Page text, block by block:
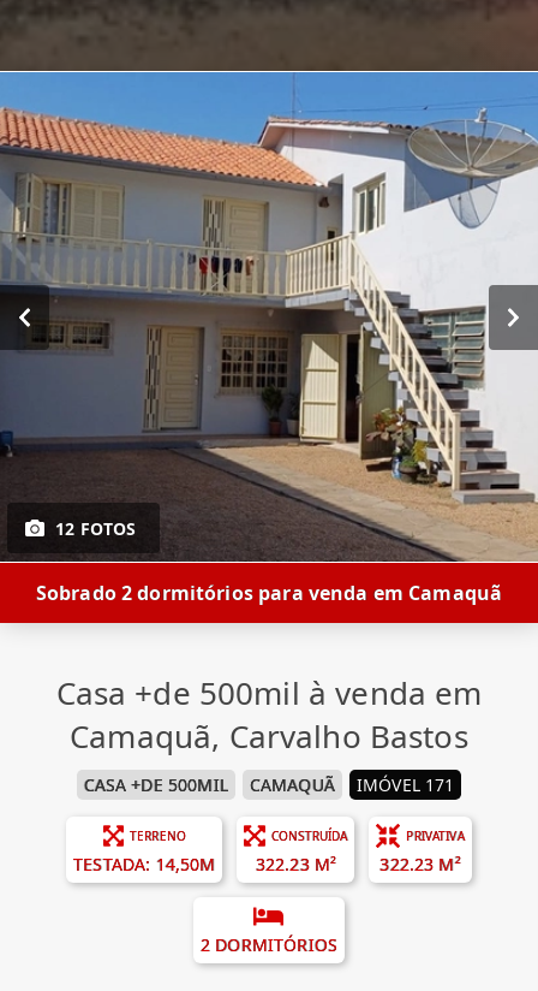
12 FOTOS
Sobrado 2 dormitórios para venda em Camaquã
Casa +de 500mil à venda em
Camaquã, Carvalho Bastos
CASA +DE 500MIL CAMAQUÃ IMÓVEL 171
TERRENO
TESTADA: 14,50M
CONSTRUÍDA
322.23 M²
PRIVATIVA
322.23 M²
2 DORMITÓRIOS